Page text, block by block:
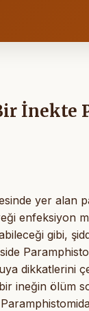
İnekte
yer
enfeksiyon
gibi,
dikkatlerini
bir ineğin